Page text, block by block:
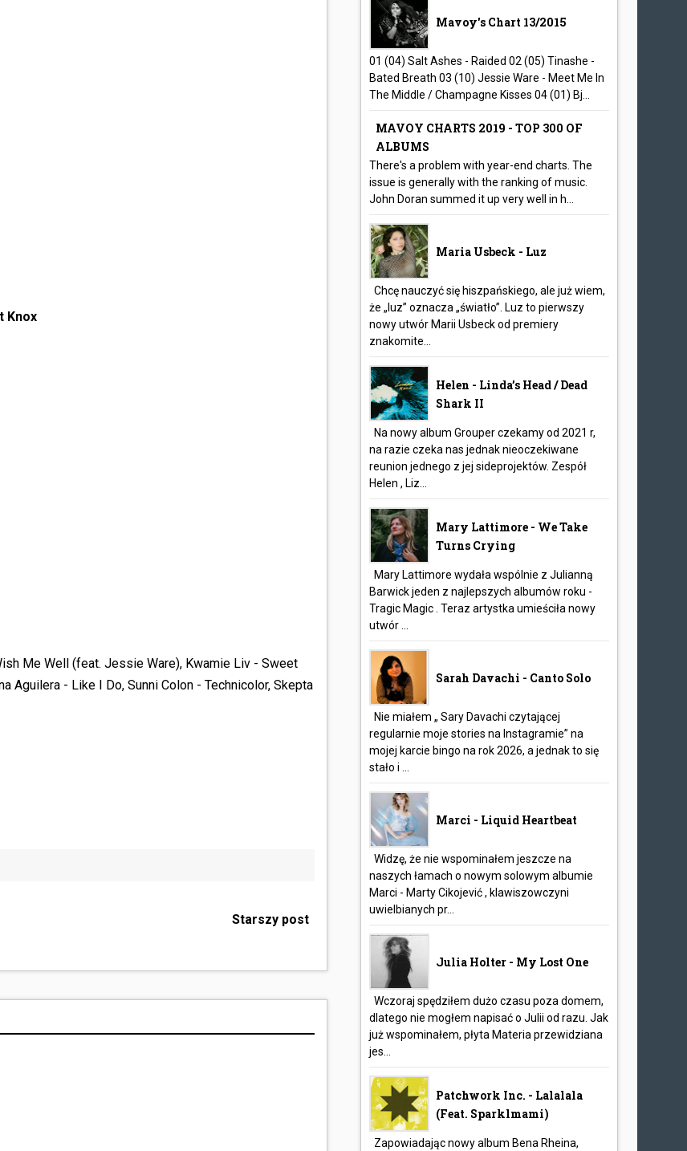
Knox
Me Well (feat. Jessie Ware), Kwamie Liv - Sweet
Aguilera - Like I Do, Sunni Colon - Technicolor, Skepta
Starszy post
Mavoy's Chart 13/2015
01 (04) Salt Ashes - Raided 02 (05) Tinashe -
Bated Breath 03 (10) Jessie Ware - Meet Me In
The Middle / Champagne Kisses 04 (01) Bj...
MAVOY CHARTS 2019 - TOP 300 OF
ALBUMS
There's a problem with year-end charts. The
issue is generally with the ranking of music.
John Doran summed it up very well in h...
Maria Usbeck - Luz
Chcę nauczyć się hiszpańskiego, ale już wiem,
że „luz” oznacza „światło”. Luz to pierwszy
nowy utwór Marii Usbeck od premiery
znakomite...
Helen - Linda’s Head / Dead
Shark II
Na nowy album Grouper czekamy od 2021 r,
na razie czeka nas jednak nieoczekiwane
reunion jednego z jej sideprojektów. Zespół
Helen , Liz...
Mary Lattimore - We Take
Turns Crying
Mary Lattimore wydała wspólnie z Julianną
Barwick jeden z najlepszych albumów roku -
Tragic Magic . Teraz artystka umieściła nowy
utwór ...
Sarah Davachi - Canto Solo
Nie miałem „ Sary Davachi czytającej
regularnie moje stories na Instagramie” na
mojej karcie bingo na rok 2026, a jednak to się
stało i ...
Marci - Liquid Heartbeat
Widzę, że nie wspominałem jeszcze na
naszych łamach o nowym solowym albumie
Marci - Marty Cikojević , klawiszowczyni
uwielbianych pr...
Julia Holter - My Lost One
Wczoraj spędziłem dużo czasu poza domem,
dlatego nie mogłem napisać o Julii od razu. Jak
już wspominałem, płyta Materia przewidziana
jes...
Patchwork Inc. - Lalalala
(feat. Sparklmami)
Zapowiadając nowy album Bena Rheina,